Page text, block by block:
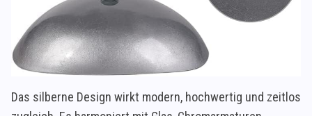
Das silberne Design wirkt modern, hochwertig und zeitlos